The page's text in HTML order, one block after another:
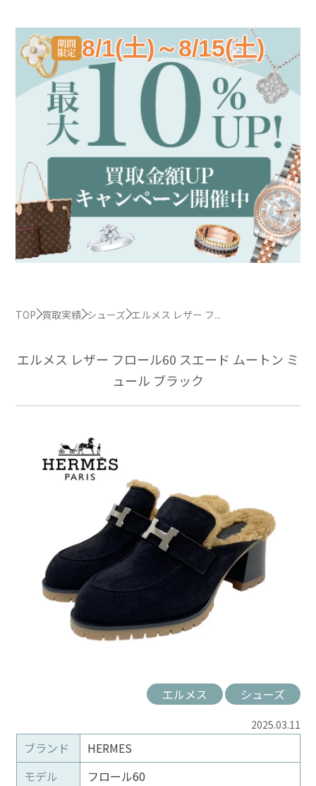
8/1(土)～8/15(土)
TOP 買取実績 シューズ エルメス レザー フ...
エルメス レザー フロール60 スエード ムートン ミ
ュール ブラック
エルメス シューズ
2025.03.11
ブランド
HERMES
モデル
フロール60